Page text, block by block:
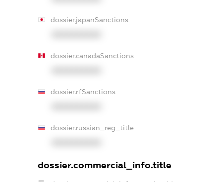
dossier.japanSanctions
dossier.canadaSanctions
dossier.rfSanctions
dossier.russian_reg_title
dossier.commercial_info.title